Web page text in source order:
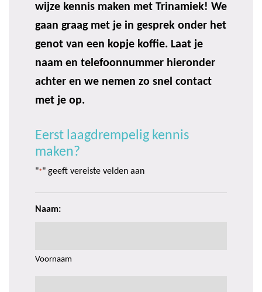
wijze kennis maken met Trinamiek! We
gaan graag met je in gesprek onder het
genot van een kopje koffie. Laat je
naam en telefoonnummer hieronder
achter en we nemen zo snel contact
met je op.
Eerst laagdrempelig kennis
maken?
"*" geeft vereiste velden aan
Naam:
Voornaam